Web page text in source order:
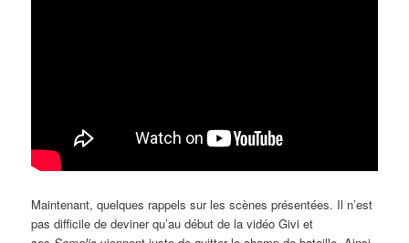
Maintenant, quelques rappels sur les scènes présentées. Il n’est
pas difficile de deviner qu’au début de la vidéo Givi et